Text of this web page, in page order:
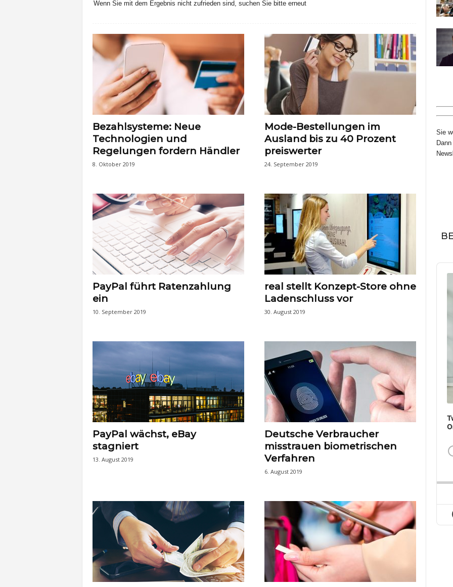
Wenn Sie mit dem Ergebnis nicht zufrieden sind, suchen Sie bitte erneut
Bezahlsysteme: Neue
Technologien und
Regelungen fordern Händler
8. Oktober 2019
Mode-Bestellungen im
Ausland bis zu 40 Prozent
preiswerter
24. September 2019
PayPal führt Ratenzahlung
ein
10. September 2019
real stellt Konzept-Store ohne
Ladenschluss vor
30. August 2019
PayPal wächst, eBay
stagniert
13. August 2019
Deutsche Verbraucher
misstrauen biometrischen
Verfahren
6. August 2019
Sie
Audio